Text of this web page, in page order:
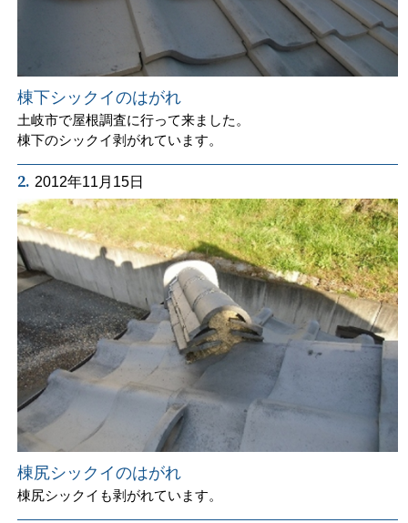
棟下シックイのはがれ
土岐市で屋根調査に行って来ました。
棟下のシックイ剥がれています。
2. 2012年11月15日
棟尻シックイのはがれ
棟尻シックイも剥がれています。